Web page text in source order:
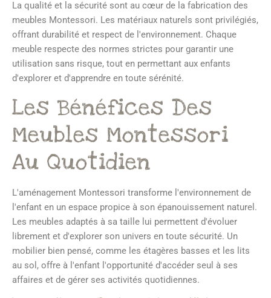
La qualité et la sécurité sont au cœur de la fabrication des
meubles Montessori. Les matériaux naturels sont privilégiés,
offrant durabilité et respect de l'environnement. Chaque
meuble respecte des normes strictes pour garantir une
utilisation sans risque, tout en permettant aux enfants
d'explorer et d'apprendre en toute sérénité.
Les Bénéfices Des
Meubles Montessori
Au Quotidien
L'aménagement Montessori transforme l'environnement de
l'enfant en un espace propice à son épanouissement naturel.
Les meubles adaptés à sa taille lui permettent d'évoluer
librement et d'explorer son univers en toute sécurité. Un
mobilier bien pensé, comme les étagères basses et les lits
au sol, offre à l'enfant l'opportunité d'accéder seul à ses
affaires et de gérer ses activités quotidiennes.